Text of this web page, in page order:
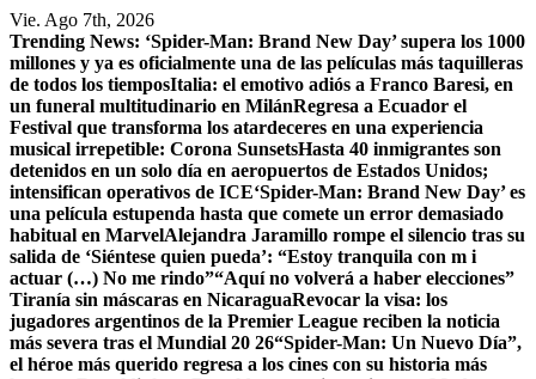
Saltar
al
contenido
Vie. Ago 7th, 2026
Trending News: ‘Spider-Man: Brand New Day’ supera los 1000
millones y ya es oficialmente una de las películas más taquilleras
de todos los tiemposItalia: el emotivo adiós a Franco Baresi, en
un funeral multitudinario en MilánRegresa a Ecuador el
Festival que transforma los atardeceres en una experiencia
musical irrepetible: Corona SunsetsHasta 40 inmigrantes son
detenidos en un solo día en aeropuertos de Estados Unidos;
intensifican operativos de ICE‘Spider-Man: Brand New Day’ es
una película estupenda hasta que comete un error demasiado
habitual en Marvel​Alejandra Jaramillo rompe el silencio tras su
salida de ‘Siéntese quien pueda’: “Estoy tranquila con m i
actuar (…) No me rindo”“Aquí no volverá a haber elecciones”
Tiranía sin máscaras en NicaraguaRevocar la visa: los
jugadores argentinos de la Premier League reciben la noticia
más severa tras el Mundial 20 26“Spider-Man: Un Nuevo Día”,
el héroe más querido regresa a los cines con su historia más